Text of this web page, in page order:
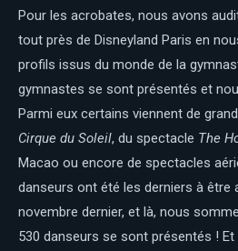
Pour les acrobates, nous avons
tout près de Disneyland Paris en
profils issus du monde de la
gymnastes se sont présentés et
Parmi eux certains viennent de
Cirque du Soleil, du spectacle The
Macao ou encore de spectacles
danseurs ont été les derniers à être
novembre dernier, et là, nous
530 danseurs se sont présentés !